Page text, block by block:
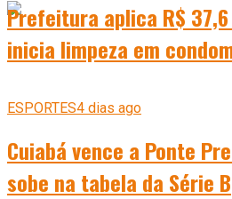
Prefeitura aplica R$
inicia limpeza em
ESPORTES4 dias ago
Cuiabá vence a Ponte
sobe na tabela da Série B